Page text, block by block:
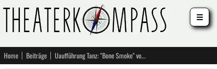
Home Beiträge Uaufführung Tanz: "Bone Smoke" von Melanie Lane - Theater Heidelberg
☰